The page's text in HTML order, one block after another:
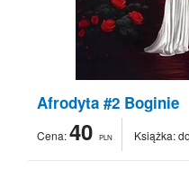
Afrodyta #2 Boginie
Cena:40 PLN Książka: